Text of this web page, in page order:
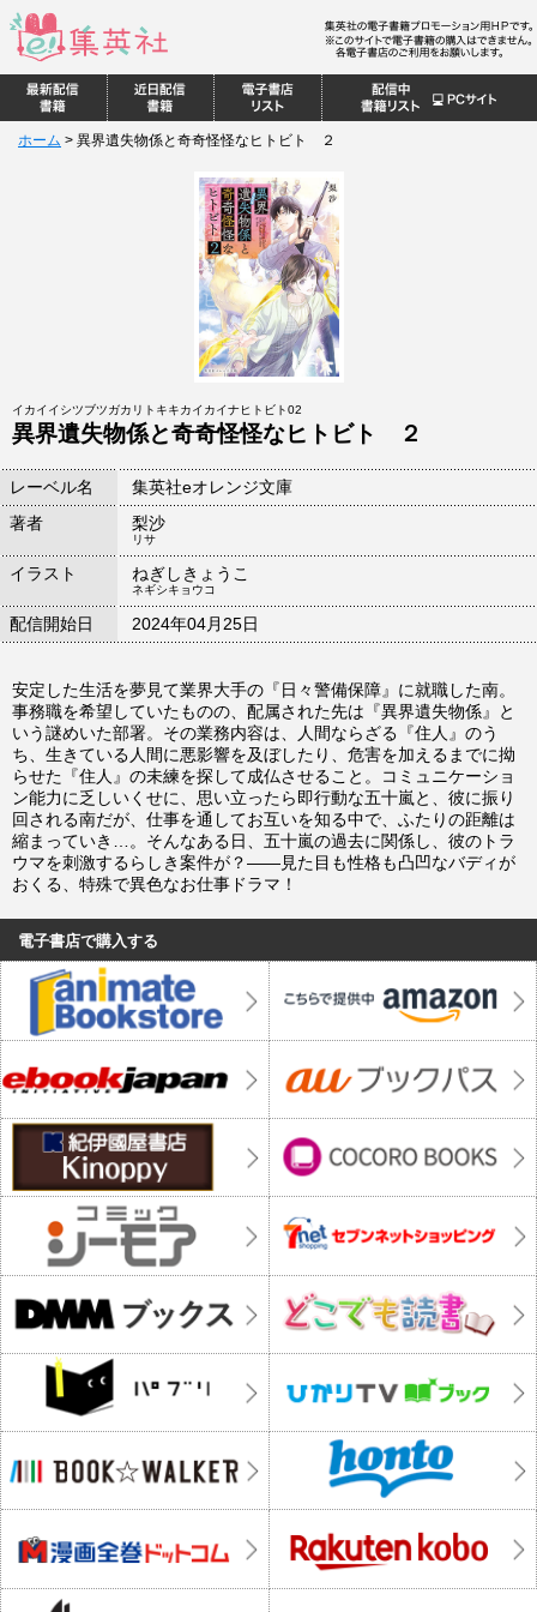
ホーム > 異界遺失物係と奇奇怪怪なヒトビト ２
イカイイシツブツガカリトキキカイカイナヒトビト02
異界遺失物係と奇奇怪怪なヒトビト ２
レーベル名
集英社eオレンジ文庫
著者
梨沙
リサ
イラスト ねぎしきょうこ
ネギシキョウコ
配信開始日 2024年04月25日
安定した生活を夢見て業界大手の『日々警備保障』に就職した南。
事務職を希望していたものの、配属された先は『異界遺失物係』と
いう謎めいた部署。その業務内容は、人間ならざる『住人』のう
ち、生きている人間に悪影響を及ぼしたり、危害を加えるまでに拗
らせた『住人』の未練を探して成仏させること。コミュニケーショ
ン能力に乏しいくせに、思い立ったら即行動な五十嵐と、彼に振り
回される南だが、仕事を通してお互いを知る中で、ふたりの距離は
縮まっていき…。そんなある日、五十嵐の過去に関係し、彼のトラ
ウマを刺激するらしき案件が？――見た目も性格も凸凹なバディが
おくる、特殊で異色なお仕事ドラマ！
電子書店で購入する